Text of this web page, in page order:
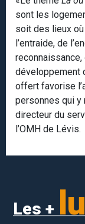
sont les
soit des lieux
l’entraide, de
développement
offert favorise
personnes qui y
directeur du
l’OMH de Lévis.
Les +